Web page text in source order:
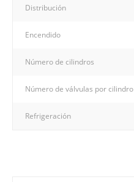
Distribución
Encendido
Número de cilindros
Número de válvulas por cilindro
Refrigeración